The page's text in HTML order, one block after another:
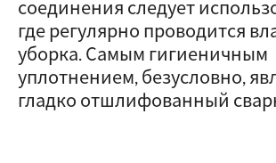
соединения следует
где регулярно проводится
уборка. Самым гигиеничным
уплотнением, безусловно,
гладко отшлифованный